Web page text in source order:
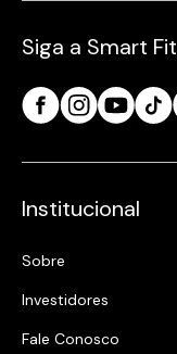
Siga a Smart Fit
Institucional
Sobre
Investidores
Fale Conosco